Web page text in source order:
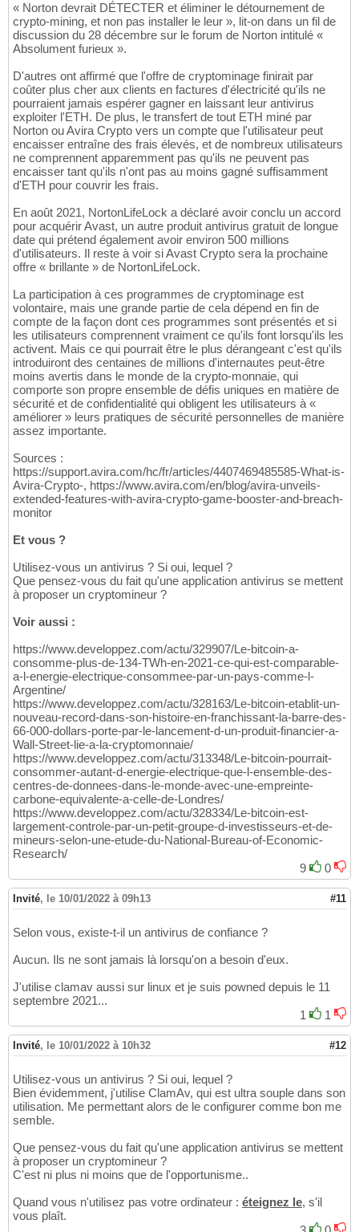
« Norton devrait DÉTECTER et éliminer le détournement de
crypto-mining, et non pas installer le leur », lit-on dans un fil de
discussion du 28 décembre sur le forum de Norton intitulé «
Absolument furieux ».
D'autres ont affirmé que l'offre de cryptominage finirait par
coûter plus cher aux clients en factures d'électricité qu'ils ne
pourraient jamais espérer gagner en laissant leur antivirus
exploiter l'ETH. De plus, le transfert de tout ETH miné par
Norton ou Avira Crypto vers un compte que l'utilisateur peut
encaisser entraîne des frais élevés, et de nombreux utilisateurs
ne comprennent apparemment pas qu'ils ne peuvent pas
encaisser tant qu'ils n'ont pas au moins gagné suffisamment
d'ETH pour couvrir les frais.
En août 2021, NortonLifeLock a déclaré avoir conclu un accord
pour acquérir Avast, un autre produit antivirus gratuit de longue
date qui prétend également avoir environ 500 millions
d'utilisateurs. Il reste à voir si Avast Crypto sera la prochaine
offre « brillante » de NortonLifeLock.
La participation à ces programmes de cryptominage est
volontaire, mais une grande partie de cela dépend en fin de
compte de la façon dont ces programmes sont présentés et si
les utilisateurs comprennent vraiment ce qu'ils font lorsqu'ils les
activent. Mais ce qui pourrait être le plus dérangeant c'est qu'ils
introduiront des centaines de millions d'internautes peut-être
moins avertis dans le monde de la crypto-monnaie, qui
comporte son propre ensemble de défis uniques en matière de
sécurité et de confidentialité qui obligent les utilisateurs à «
améliorer » leurs pratiques de sécurité personnelles de manière
assez importante.
Sources :
https://support.avira.com/hc/fr/articles/4407469485585-What-is-
Avira-Crypto-, https://www.avira.com/en/blog/avira-unveils-
extended-features-with-avira-crypto-game-booster-and-breach-
monitor
Et vous ?
Utilisez-vous un antivirus ? Si oui, lequel ?
Que pensez-vous du fait qu'une application antivirus se mettent
à proposer un cryptomineur ?
Voir aussi :
https://www.developpez.com/actu/329907/Le-bitcoin-a-
consomme-plus-de-134-TWh-en-2021-ce-qui-est-comparable-
a-l-energie-electrique-consommee-par-un-pays-comme-l-
Argentine/
https://www.developpez.com/actu/328163/Le-bitcoin-etablit-un-
nouveau-record-dans-son-histoire-en-franchissant-la-barre-des-
66-000-dollars-porte-par-le-lancement-d-un-produit-financier-a-
Wall-Street-lie-a-la-cryptomonnaie/
https://www.developpez.com/actu/313348/Le-bitcoin-pourrait-
consommer-autant-d-energie-electrique-que-l-ensemble-des-
centres-de-donnees-dans-le-monde-avec-une-empreinte-
carbone-equivalente-a-celle-de-Londres/
https://www.developpez.com/actu/328334/Le-bitcoin-est-
largement-controle-par-un-petit-groupe-d-investisseurs-et-de-
mineurs-selon-une-etude-du-National-Bureau-of-Economic-
Research/
9
0
Invité, le 10/01/2022 à 09h13 #11
Selon vous, existe-t-il un antivirus de confiance ?
Aucun. Ils ne sont jamais là lorsqu'on a besoin d'eux.
J'utilise clamav aussi sur linux et je suis powned depuis le 11
septembre 2021...
1
1
Invité, le 10/01/2022 à 10h32 #12
Utilisez-vous un antivirus ? Si oui, lequel ?
Bien évidemment, j'utilise ClamAv, qui est ultra souple dans son
utilisation. Me permettant alors de le configurer comme bon me
semble.
Que pensez-vous du fait qu'une application antivirus se mettent
à proposer un cryptomineur ?
C'est ni plus ni moins que de l'opportunisme..
Quand vous n'utilisez pas votre ordinateur : éteignez le, s'il
vous plaît.